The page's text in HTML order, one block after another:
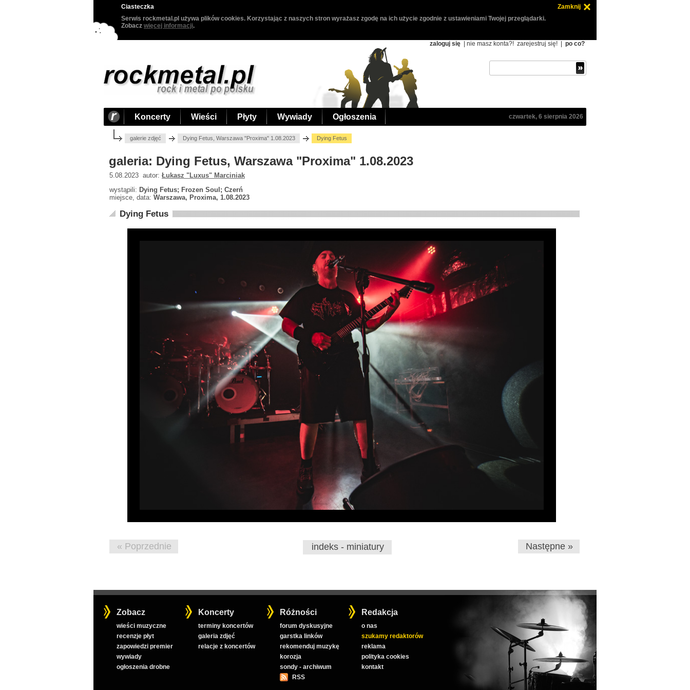
Ciasteczka
Zamknij
Serwis rockmetal.pl używa plików cookies. Korzystając z naszych stron wyrażasz zgodę na ich użycie zgodnie z ustawieniami Twojej przeglądarki.
Zobacz więcej informacji.
zaloguj się | nie masz konta?! zarejestruj się! po co?
Koncerty Wieści Płyty Wywiady Ogłoszenia czwartek, 6 sierpnia 2026
galerie zdjęć Dying Fetus, Warszawa "Proxima" 1.08.2023 Dying Fetus
galeria: Dying Fetus, Warszawa "Proxima" 1.08.2023
5.08.2023 autor: Łukasz "Luxus" Marciniak
wystąpili: Dying Fetus; Frozen Soul; Czerń
miejsce, data: Warszawa, Proxima, 1.08.2023
Dying Fetus
« Poprzednie indeks - miniatury Następne »
Zobacz
wieści muzyczne
recenzje płyt
zapowiedzi premier
wywiady
ogłoszenia drobne
Koncerty
terminy koncertów
galeria zdjęć
relacje z koncertów
Różności
forum dyskusyjne
garstka linków
rekomenduj muzykę
korozja
sondy - archiwum
RSS
Redakcja
o nas
szukamy redaktorów
reklama
polityka cookies
kontakt